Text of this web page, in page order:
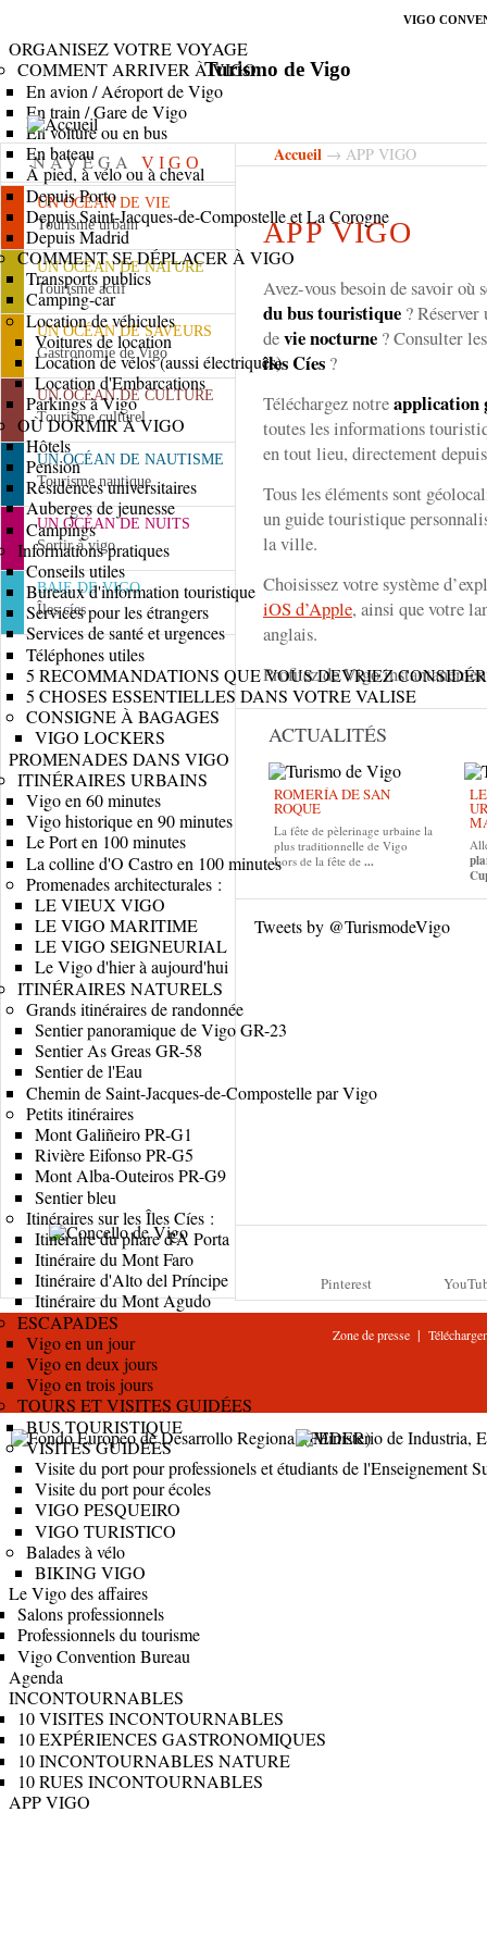
VIGO
Turismo de Vigo
ORGANISEZ VOTRE VOYAGE
COMMENT ARRIVER À VIGO
En avion / Aéroport de Vigo
En train / Gare de Vigo
En voiture ou en bus
En bateau
À pied, à vélo ou à cheval
Depuis Porto
Depuis Saint-Jacques-de-Compostelle et La Corogne
Depuis Madrid
COMMENT SE DÉPLACER À VIGO
Transports publics
Camping-car
Location de véhicules
Voitures de location
Location de vélos (aussi électriques)
Location d'Embarcations
Parkings à Vigo
OÙ DORMIR À VIGO
Hôtels
Pension
Résidences universitaires
Auberges de jeunesse
Campings
Informations pratiques
Conseils utiles
Bureaux d'information touristique
Services pour les étrangers
Services de santé et urgences
Téléphones utiles
5 RECOMMANDATIONS QUE VOUS DEVRIEZ
5 CHOSES ESSENTIELLES DANS VOTRE VALISE
CONSIGNE À BAGAGES
VIGO LOCKERS
PROMENADES DANS VIGO
ITINÉRAIRES URBAINS
Vigo en 60 minutes
Vigo historique en 90 minutes
Le Port en 100 minutes
La colline d'O Castro en 100 minutes
Promenades architecturales :
LE VIEUX VIGO
LE VIGO MARITIME
LE VIGO SEIGNEURIAL
Le Vigo d'hier à aujourd'hui
ITINÉRAIRES NATURELS
Grands itinéraires de randonnée
Sentier panoramique de Vigo GR-23
Sentier As Greas GR-58
Sentier de l'Eau
Chemin de Saint-Jacques-de-Compostelle par Vigo
Petits itinéraires
Mont Galiñeiro PR-G1
Rivière Eifonso PR-G5
Mont Alba-Outeiros PR-G9
Sentier bleu
Itinéraires sur les Îles Cíes :
Itinéraire du phare d'A Porta
Itinéraire du Mont Faro
Itinéraire d'Alto del Príncipe
Itinéraire du Mont Agudo
ESCAPADES
Vigo en un jour
Vigo en deux jours
Vigo en trois jours
TOURS ET VISITES GUIDÉES
BUS TOURISTIQUE
VISITES GUIDÉES
Visite du port pour professionels et étudiants de l'Enseignement
Visite du port pour écoles
VIGO PESQUEIRO
VIGO TURISTICO
Balades à vélo
BIKING VIGO
Le Vigo des affaires
Salons professionnels
Professionnels du tourisme
Vigo Convention Bureau
Agenda
INCONTOURNABLES
10 VISITES INCONTOURNABLES
10 EXPÉRIENCES GASTRONOMIQUES
10 INCONTOURNABLES NATURE
10 RUES INCONTOURNABLES
APP VIGO
NAVEGA VIGO
UN OCÉAN DE VIE
Tourisme urbain
UN OCÉAN DE NATURE
Tourisme actif
UN OCÉAN DE SAVEURS
Gastronomie de Vigo
UN OCÉAN DE CULTURE
Tourisme culturel
UN OCÉAN DE NAUTISME
Tourisme nautique
UN OCÉAN DE NUITS
Sortir à vigo
BAIE DE VIGO
Îles cíes
Accueil → APP VIGO
APP VIGO
Avez-vous besoin de savoir où
du bus touristique ?
devie nocturne ? Consulter
îles Cíes ?
Téléchargez notreapplication
toutes les informations
en tout lieu, directement
Tous les éléments sont
un guide touristique
la ville.
Choisissez votre système
iOS d’Apple, ainsi que votre
anglais.
Profitez de Vigo
ACTUALITÉS
ROMERÍA DE SAN
ROQUE
La fête de pèlerinage urbaine la
plus traditionnelle de Vigo
Lors de la fête de ...
Tweets by @TurismodeVigo
Pinterest
Zone de presse |